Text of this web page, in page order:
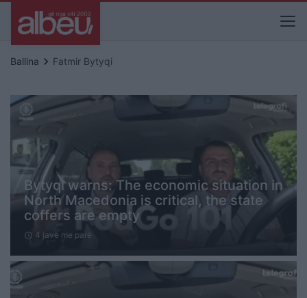
Ballina keyboard_arrow_right Fatmir Bytyqi
Bytyqi warns: The economic situation in
North Macedonia is critical, the state
coffers are empty
schedule 4 javë me parë